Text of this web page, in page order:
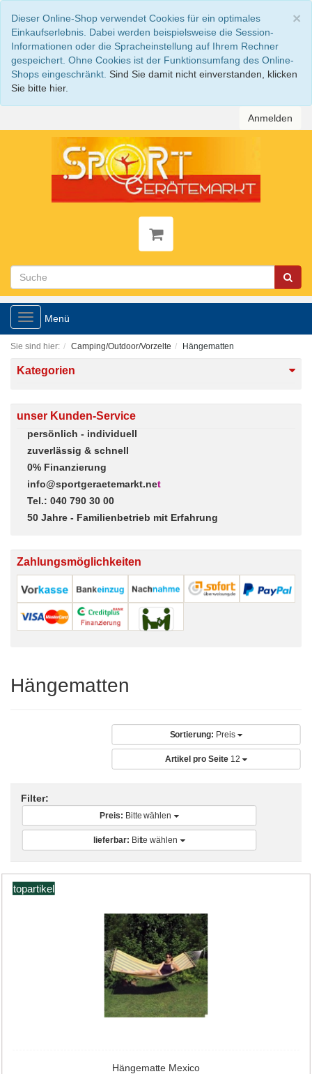
×
Dieser Online-Shop verwendet Cookies für ein optimales
Einkaufserlebnis. Dabei werden beispielsweise die Session-
Informationen oder die Spracheinstellung auf Ihrem Rechner
gespeichert. Ohne Cookies ist der Funktionsumfang des Online-
Shops eingeschränkt. Sind Sie damit nicht einverstanden, klicken
Sie bitte hier.
Anmelden
Toggle
navigation
Menü
Sie sind hier: Camping/Outdoor/Vorzelte Hängematten
Kategorien
unser Kunden-Service
persönlich - individuell
zuverlässig & schnell
0% Finanzierung
info@sportgeraetemarkt.net
Tel.: 040 790 30 00
50 Jahre - Familienbetrieb mit Erfahrung
Zahlungsmöglichkeiten
Hängematten
Sortierung: Preis
Artikel pro Seite 12
Filter:
Preis: Bitte wählen
lieferbar: Bitte wählen
topartikel
Hängematte Mexico